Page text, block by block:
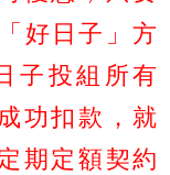
好日子」方
子投組所有
功扣款，就
期定額契約